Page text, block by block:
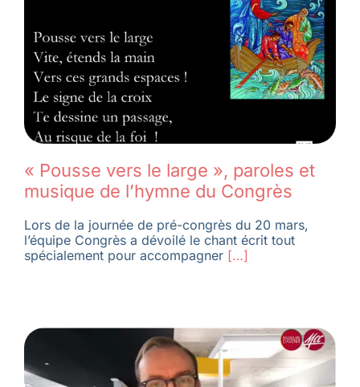
« Pousse vers le large », paroles et
musique de l’hymne du Congrès
Lors de la journée de pré-congrès du 20 mars,
l’équipe Congrès a dévoilé le chant écrit tout
spécialement pour accompagner[…]